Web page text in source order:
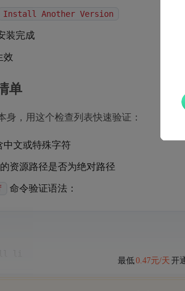
Install Another Version
装完成
效
单
身，用这个检查列表快速验证：
文或特殊字符
资源路径是否为绝对路径
命令验证语法：
最低0.47元/天 开